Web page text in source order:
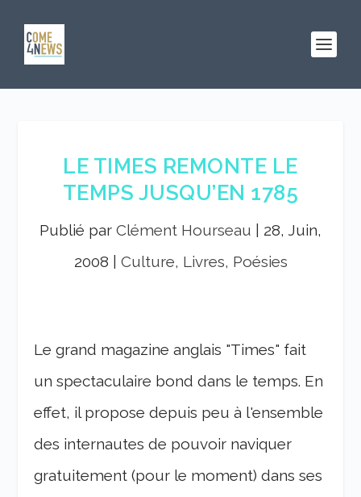
LE TIMES REMONTE LE
TEMPS JUSQU’EN 1785
Publié par Clément Hourseau
28, Juin,
2008
Culture, Livres, Poésies
Le grand magazine anglais "Times" fait
un spectaculaire bond dans le temps. En
effet, il propose depuis peu à l'ensemble
des internautes de pouvoir naviquer
gratuitement (pour le moment) dans ses